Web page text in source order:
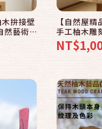
拚接壁
然藝術
【自然屋
手工柚木雕
Decor 柚木
工木雕 擺